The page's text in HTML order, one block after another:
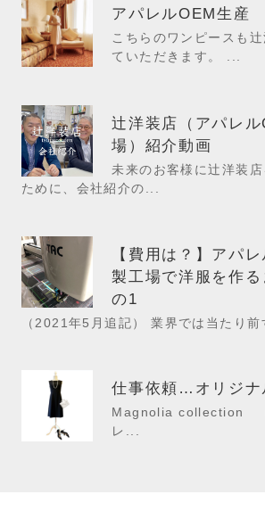
アパレルOEM生産
こちらのワンピースも
ていただきます。 ...
辻洋装店（アパレ
場）紹介動画
未来のお客様に辻洋装店
ために、会社紹介の...
【費用は？】アパ
製工場で洋服を作
の1
（2021年5月追記） 業界では当たり前
仕事依頼…オリジナ
Magnolia collection （
レ...